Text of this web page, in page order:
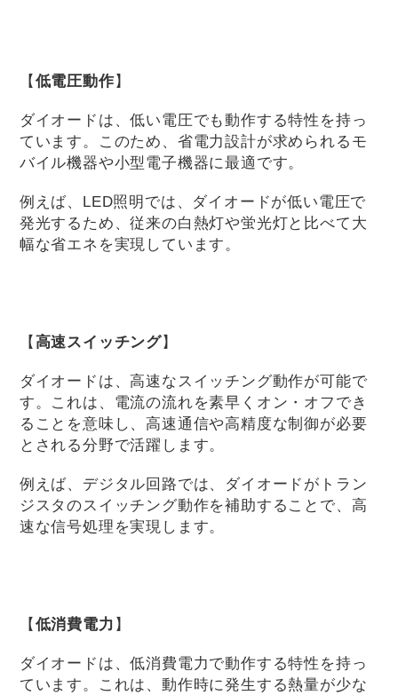
【低電圧動作】
ダイオードは、低い電圧でも動作する特性を持っ
ています。このため、省電力設計が求められるモ
バイル機器や小型電子機器に最適です。
例えば、LED照明では、ダイオードが低い電圧で
発光するため、従来の白熱灯や蛍光灯と比べて大
幅な省エネを実現しています。
【高速スイッチング】
ダイオードは、高速なスイッチング動作が可能で
す。これは、電流の流れを素早くオン・オフでき
ることを意味し、高速通信や高精度な制御が必要
とされる分野で活躍します。
例えば、デジタル回路では、ダイオードがトラン
ジスタのスイッチング動作を補助することで、高
速な信号処理を実現します。
【低消費電力 】
ダイオードは、低消費電力で動作する特性を持っ
ています。これは、動作時に発生する熱量が少な